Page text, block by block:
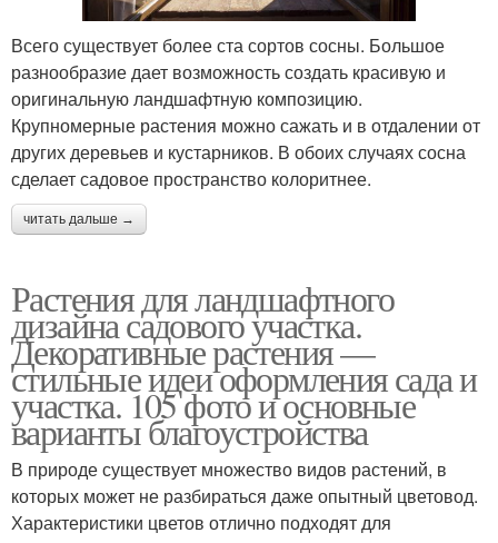
Всего существует более ста сортов сосны. Большое
разнообразие дает возможность создать красивую и
оригинальную ландшафтную композицию.
Крупномерные растения можно сажать и в отдалении от
других деревьев и кустарников. В обоих случаях сосна
сделает садовое пространство колоритнее.
читать дальше →
Растения для ландшафтного
дизайна садового участка.
Декоративные растения —
стильные идеи оформления сада и
участка. 105 фото и основные
варианты благоустройства
В природе существует множество видов растений, в
которых может не разбираться даже опытный цветовод.
Характеристики цветов отлично подходят для